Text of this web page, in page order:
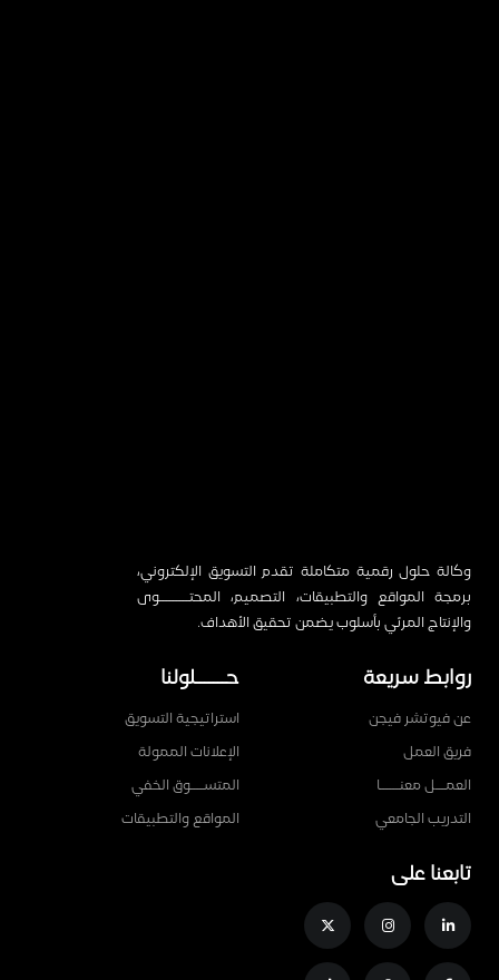
وكالة حلول رقمية متكاملة تقدم التسويق الإلكتروني،
برمجة المواقع والتطبيقات، التصميم، المحتـــــــــوى
والإنتاج المرئي بأسلوب يضمن تحقيق الأهداف.
روابط سريعة
عن فيوتشر فيجن
فريق العمل
العمـــل معنــــــا
التدريب الجامعي
حـــــــلولنا
استراتيجية التسويق
الإعلانات الممولة
المتســــوق الخفي
المواقع والتطبيقات
تابعنا على